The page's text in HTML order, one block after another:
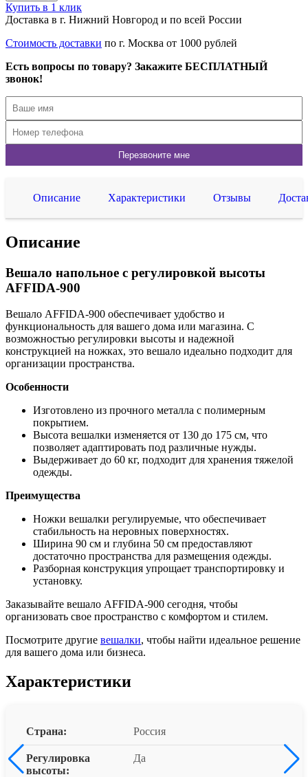
Купить в 1 клик
Доставка в г. Нижний Новгород и по всей России
Стоимость доставки по г. Москва от 1000 рублей
Есть вопросы по товару? Закажите БЕСПЛАТНЫЙ
звонок!
Описание Характеристики Отзывы
Описание
Вешало напольное с регулировкой высоты
AFFIDA-900
Вешало AFFIDA-900 обеспечивает удобство и
функциональность для вашего дома или магазина. С
возможностью регулировки высоты и надежной
конструкцией на ножках, это вешало идеально подходит для
организации пространства.
Особенности
Изготовлено из прочного металла с полимерным
покрытием.
Высота вешалки изменяется от 130 до 175 см, что
позволяет адаптировать под различные нужды.
Выдерживает до 60 кг, подходит для хранения тяжелой
одежды.
Преимущества
Ножки вешалки регулируемые, что обеспечивает
стабильность на неровных поверхностях.
Ширина 90 см и глубина 50 см предоставляют
достаточно пространства для размещения одежды.
Разборная конструкция упрощает транспортировку и
установку.
Заказывайте вешало AFFIDA-900 сегодня, чтобы
организовать свое пространство с комфортом и стилем.
Посмотрите другие вешалки, чтобы найти идеальное решение
для вашего дома или бизнеса.
Характеристики
Страна: Россия
Регулировка
высоты:
Да